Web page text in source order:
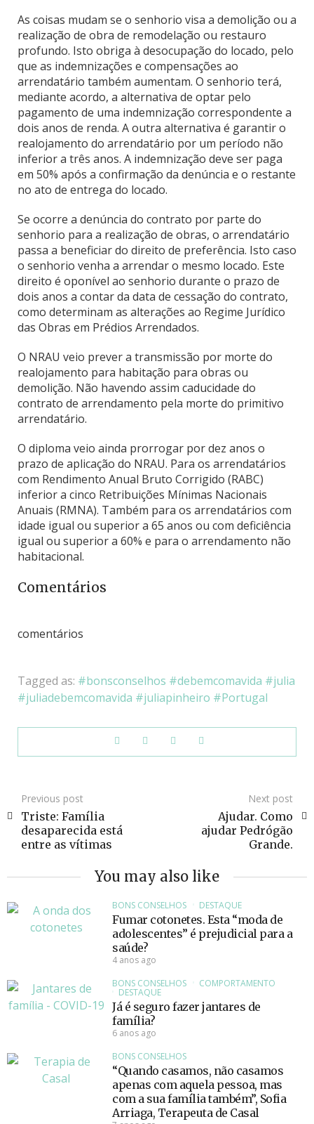
As coisas mudam se o senhorio visa a demolição ou a
realização de obra de remodelação ou restauro
profundo. Isto obriga à desocupação do locado, pelo
que as indemnizações e compensações ao
arrendatário também aumentam. O senhorio terá,
mediante acordo, a alternativa de optar pelo
pagamento de uma indemnização correspondente a
dois anos de renda. A outra alternativa é garantir o
realojamento do arrendatário por um período não
inferior a três anos. A indemnização deve ser paga
em 50% após a confirmação da denúncia e o restante
no ato de entrega do locado.
Se ocorre a denúncia do contrato por parte do
senhorio para a realização de obras, o arrendatário
passa a beneficiar do direito de preferência. Isto caso
o senhorio venha a arrendar o mesmo locado. Este
direito é oponível ao senhorio durante o prazo de
dois anos a contar da data de cessação do contrato,
como determinam as alterações ao Regime Jurídico
das Obras em Prédios Arrendados.
O NRAU veio prever a transmissão por morte do
realojamento para habitação para obras ou
demolição. Não havendo assim caducidade do
contrato de arrendamento pela morte do primitivo
arrendatário.
O diploma veio ainda prorrogar por dez anos o
prazo de aplicação do NRAU. Para os arrendatários
com Rendimento Anual Bruto Corrigido (RABC)
inferior a cinco Retribuições Mínimas Nacionais
Anuais (RMNA). Também para os arrendatários com
idade igual ou superior a 65 anos ou com deficiência
igual ou superior a 60% e para o arrendamento não
habitacional.
Comentários
comentários
Tagged as: bonsconselhos debemcomavida
julia
juliadebemcomavida
juliapinheiro Portugal
Previous post
Triste: Família
desaparecida está
entre as vítimas
Next post
Ajudar. Como
ajudar Pedrógão
Grande.
You may also like
BONS CONSELHOS DESTAQUE
Fumar cotonetes. Esta “moda de
adolescentes” é prejudicial para a
saúde?
4 anos ago
BONS CONSELHOS
COMPORTAMENTO
DESTAQUE
Já é seguro fazer jantares de
família?
6 anos ago
BONS CONSELHOS
“Quando casamos, não casamos
apenas com aquela pessoa, mas
com a sua família também”, Sofia
Arriaga, Terapeuta de Casal